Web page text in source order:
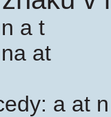
a t
at
a at